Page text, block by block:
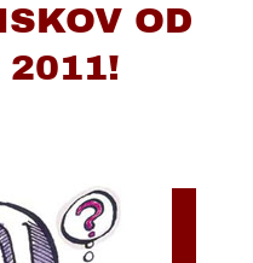
OD
2011!